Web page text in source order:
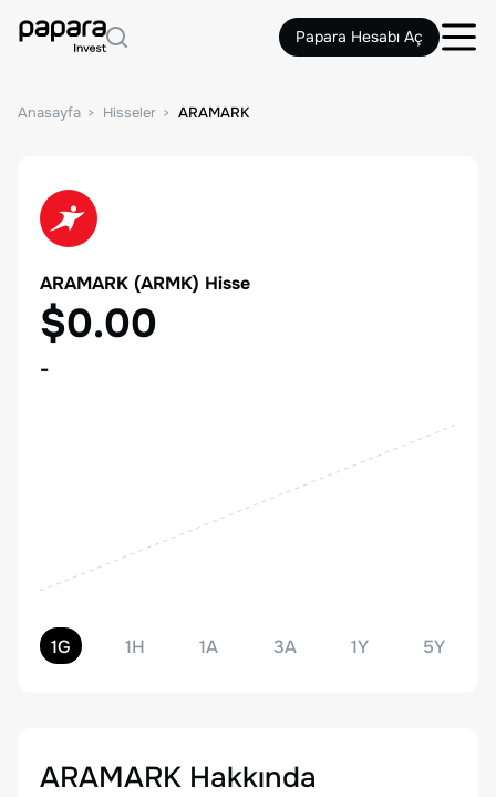
Papara Hesabı Aç
Anasayfa Hisseler ARAMARK
ARAMARK (ARMK) Hisse
$0.00
-
1G 1H 1A 3A 1Y 5Y
ARAMARK Hakkında